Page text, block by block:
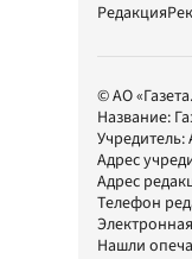
Редакция
© АО
Название:
Учредитель:
Адрес
Адрес
Телефон
Нашли